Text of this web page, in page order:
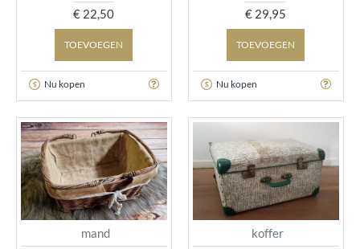
€ 22,50
TOEVOEGEN
Nu kopen
€ 29,95
TOEVOEGEN
Nu kopen
mand koffer